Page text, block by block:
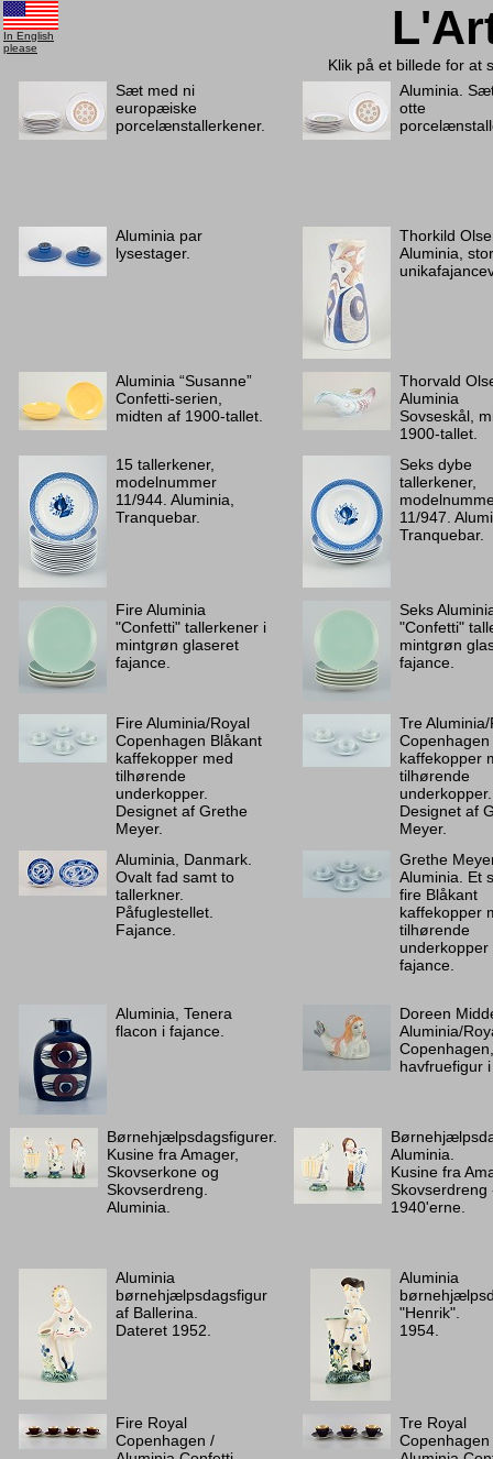
In English
please
Klik på et billede for at
Sæt med ni
europæiske
porcelænstallerkener.
Aluminia.
otte
Aluminia par
lysestager.
Thorkild
Aluminia, stor
Aluminia “Susanne”
Confetti-serien,
midten af 1900-tallet.
Thorvald
Aluminia
Sovseskål,
1900-tallet.
15 tallerkener,
modelnummer
11/944. Aluminia,
Tranquebar.
Seks dybe
tallerkener,
11/947.
Tranquebar.
Fire Aluminia
"Confetti" tallerkener i
mintgrøn glaseret
fajance.
Seks
"Confetti"
mintgrøn
fajance.
Fire Aluminia/Royal
Copenhagen Blåkant
kaffekopper med
tilhørende
underkopper.
Designet af Grethe
Meyer.
Tre
kaffekopper
tilhørende
underkopper.
Designet af
Meyer.
Aluminia, Danmark.
Ovalt fad samt to
tallerkner.
Påfuglestellet.
Fajance.
Grethe
Aluminia. Et
fire Blåkant
kaffekopper
tilhørende
underkopper
fajance.
Aluminia, Tenera
flacon i fajance.
Doreen
Aluminia/
Copenhagen,
havfruefigur
Børnehjælpsdagsfigurer.
Kusine fra Amager,
Skovserkone og
Skovserdreng.
Aluminia.
Aluminia.
Kusine fra
Skovserdreng
1940'erne.
Aluminia
børnehjælpsdagsfigur
af Ballerina.
Dateret 1952.
Aluminia
"Henrik".
1954.
Fire Royal
Copenhagen /
Tre Royal
Copenhagen